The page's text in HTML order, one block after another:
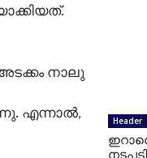
നാലു
എന്നാല്‍,
Header